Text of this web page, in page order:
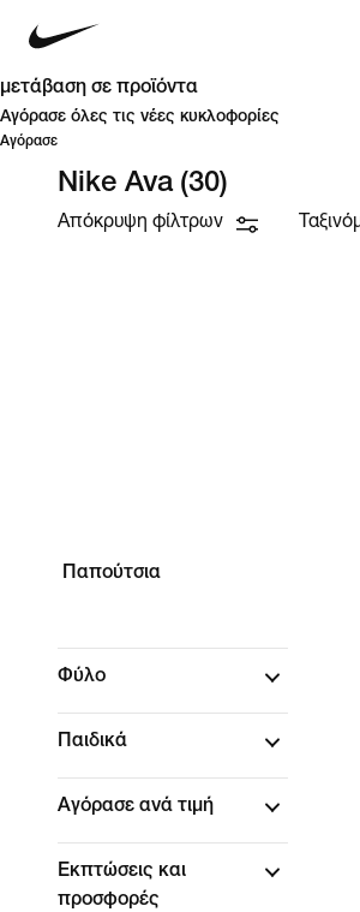
μετάβαση σε προϊόντα
Αγόρασε όλες τις νέες κυκλοφορίες
Αγόρασε
Nike Ava (30)
Απόκρυψη φίλτρων
Παπούτσια
Φύλο
Παιδικά
Αγόρασε ανά τιμή
Εκπτώσεις και
προσφορές